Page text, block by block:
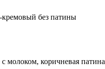
кремовый без патины
молоком, коричневая патина